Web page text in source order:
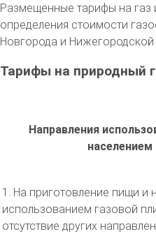
Размещенные тарифы на газ
определения стоимости
Новгорода и Нижегородской
Тарифы на природный
Направления
населением
1. На приготовление пищи и
использованием газовой
отсутствие других